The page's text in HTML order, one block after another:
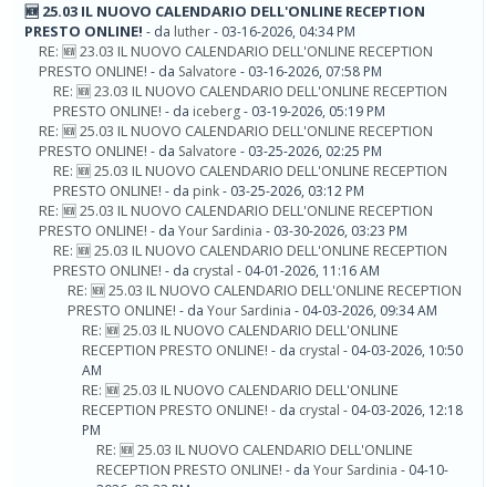
🆕​ 25.03 IL NUOVO CALENDARIO DELL'ONLINE RECEPTION
PRESTO ONLINE! - da luther- 03-16-2026, 04:34 PM
RE: 🆕​ 23.03 IL NUOVO CALENDARIO DELL'ONLINE RECEPTION
PRESTO ONLINE! - da Salvatore - 03-16-2026, 07:58 PM
RE: 🆕​ 23.03 IL NUOVO CALENDARIO DELL'ONLINE RECEPTION
PRESTO ONLINE! - da iceberg- 03-19-2026, 05:19 PM
RE: 🆕​ 25.03 IL NUOVO CALENDARIO DELL'ONLINE RECEPTION
PRESTO ONLINE! - da Salvatore - 03-25-2026, 02:25 PM
RE: 🆕​ 25.03 IL NUOVO CALENDARIO DELL'ONLINE RECEPTION
PRESTO ONLINE! - da pink- 03-25-2026, 03:12 PM
RE: 🆕​ 25.03 IL NUOVO CALENDARIO DELL'ONLINE RECEPTION
PRESTO ONLINE! - da Your Sardinia - 03-30-2026, 03:23 PM
RE: 🆕​ 25.03 IL NUOVO CALENDARIO DELL'ONLINE RECEPTION
PRESTO ONLINE! - da crystal - 04-01-2026, 11:16 AM
RE: 🆕​ 25.03 IL NUOVO CALENDARIO DELL'ONLINE RECEPTION
PRESTO ONLINE! - da Your Sardinia - 04-03-2026, 09:34 AM
RE: 🆕​ 25.03 IL NUOVO CALENDARIO DELL'ONLINE
RECEPTION PRESTO ONLINE! - da crystal - 04-03-2026, 10:50
AM
RE: 🆕​ 25.03 IL NUOVO CALENDARIO DELL'ONLINE
RECEPTION PRESTO ONLINE! - da crystal - 04-03-2026, 12:18
PM
RE: 🆕​ 25.03 IL NUOVO CALENDARIO DELL'ONLINE
RECEPTION PRESTO ONLINE! - da Your Sardinia - 04-10-